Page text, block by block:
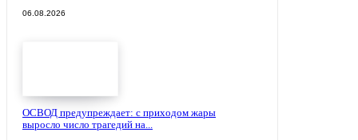
06.08.2026
ОСВОД предупреждает: с приходом жары
выросло число трагедий на...